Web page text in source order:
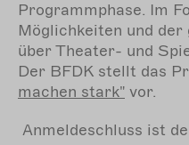
Programmphase. Im
Möglichkeiten und der
über Theater- und
Der BFDK stellt das
machen stark" vor.
Anmeldeschluss ist